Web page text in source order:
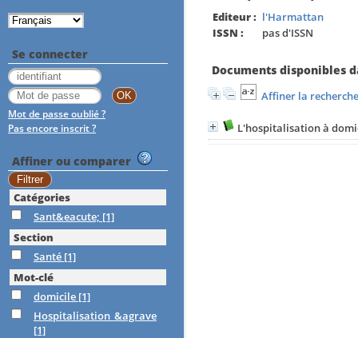
Editeur : l'Harmattan
ISSN :
pas d'ISSN
Documents disponibles
Affiner la recherche
L'hospitalisation à
Se connecter
Mot de passe oublié ?
Pas encore inscrit ?
Affiner ou comparer
Catégories
Sant&eacute; [1]
Section
Santé [1]
Mot-clé
domicile [1]
Hospitalisation &agrave
[1]